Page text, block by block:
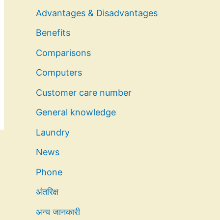
Advantages & Disadvantages
Benefits
Comparisons
Computers
Customer care number
General knowledge
Laundry
News
Phone
अंतरिक्ष
अन्य जानकारी